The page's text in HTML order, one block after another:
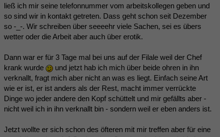
ließ ich mir seine telefonnummer vom arbeitskollegen geben und
so sind wir in kontakt getreten. Dass geht schon seit Dezember
so -_-. Wir schreiben über seeeehr viele Sachen, sei es übers
wetter oder die Arbeit aber auch über erotik.
Dann war er für 3 Tage mal bei uns auf der Filale weil der Chef
krank wurde
und jetzt hab ich mich über beide ohren in ihn
verknallt, fragt mich aber nicht an was es liegt. Einfach seine Art
wie er ist, er ist anders als der Rest, macht immer verrückte
Dinge wo jeder andere den Kopf schüttelt und mir gefällts aber -
nicht weil ich in ihn verknallt bin - sondern weil er eben anders ist.
Jetzt wollte er sich schon des öfteren mit mir treffen aber für eine